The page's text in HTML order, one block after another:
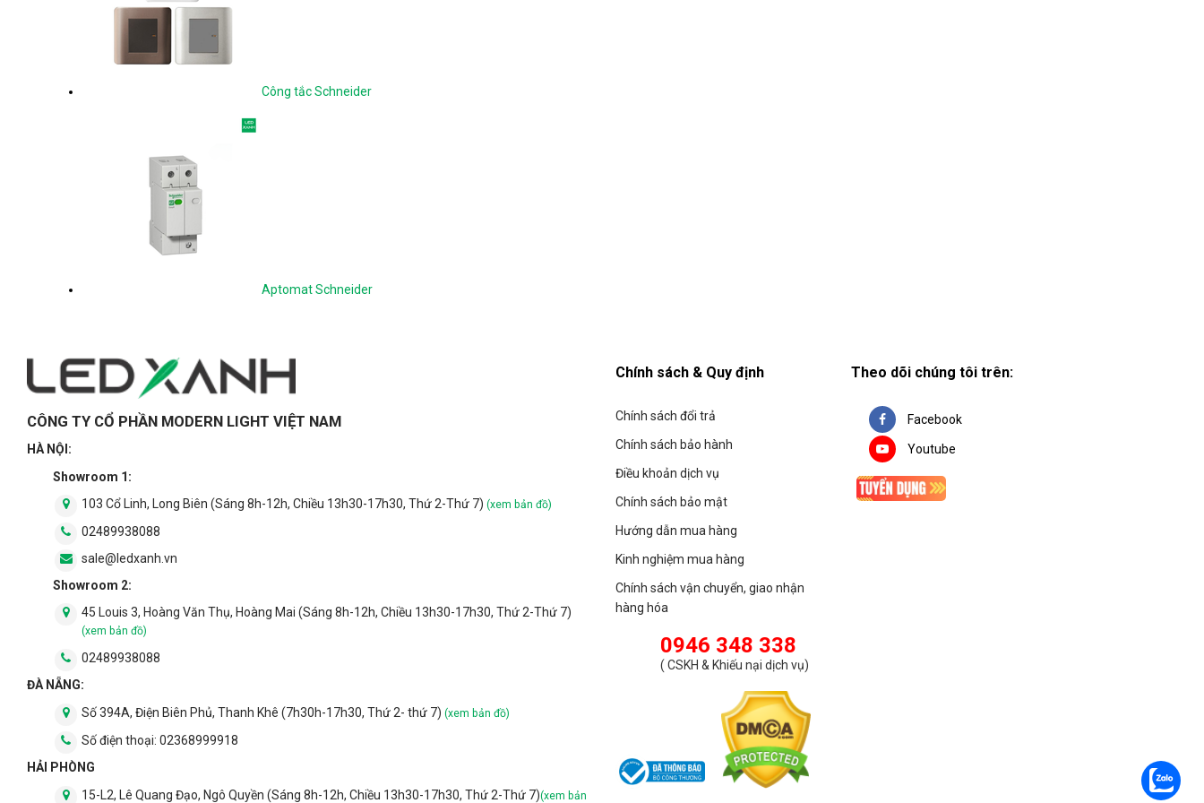
Công tắc Schneider
Aptomat Schneider
CÔNG TY CỔ PHẦN MODERN LIGHT VIỆT NAM
HÀ NỘI:
Showroom 1:
103 Cổ Linh, Long Biên (Sáng 8h-12h, Chiều 13h30-17h30, Thứ 2-Thứ 7) (xem bản đồ)
02489938088
sale@ledxanh.vn
Showroom 2:
45 Louis 3, Hoàng Văn Thụ, Hoàng Mai (Sáng 8h-12h, Chiều 13h30-17h30, Thứ 2-Thứ 7)
(xem bản đồ)
02489938088
ĐÀ NẴNG:
Số 394A, Điện Biên Phủ, Thanh Khê (7h30h-17h30, Thứ 2- thứ 7) (xem bản đồ)
Số điện thoại: 02368999918
HẢI PHÒNG
15-L2, Lê Quang Đạo, Ngô Quyền (Sáng 8h-12h, Chiều 13h30-17h30, Thứ 2-Thứ 7)(xem bản
Chính sách & Quy định
Chính sách đổi trả
Chính sách bảo hành
Điều khoản dịch vụ
Chính sách bảo mật
Hướng dẫn mua hàng
Kinh nghiệm mua hàng
Chính sách vận chuyển, giao nhận
hàng hóa
0946 348 338
(CSKH & Khiếu nại dịch vụ)
Theo dõi chúng tôi trên:
Facebook
Youtube